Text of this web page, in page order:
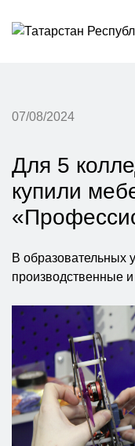
07/08/2024
Для 5
купили
В образовательных
производственные